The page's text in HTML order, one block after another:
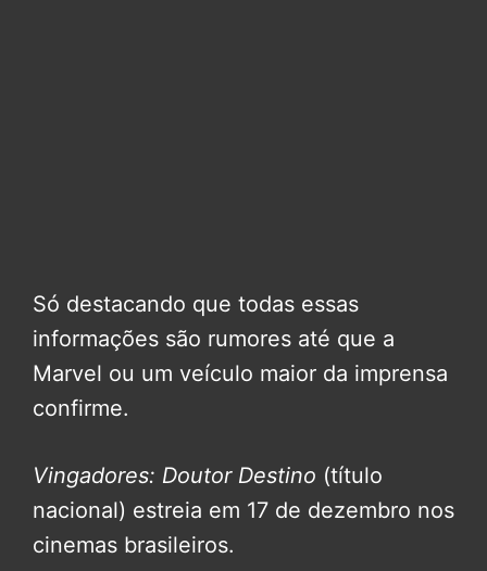
Só destacando que todas essas
informações são rumores até que a
Marvel ou um veículo maior da imprensa
confirme.
Vingadores: Doutor Destino (título
nacional) estreia em 17 de dezembro nos
cinemas brasileiros.